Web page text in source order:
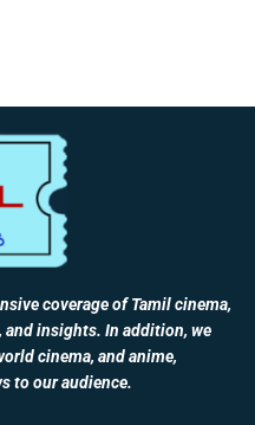
coverage of Tamil cinema,
insights. In addition, we
cinema, and anime,
to our audience.